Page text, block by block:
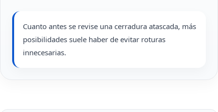
Cuanto antes se revise una cerradura atascada, más
posibilidades suele haber de evitar roturas
innecesarias.